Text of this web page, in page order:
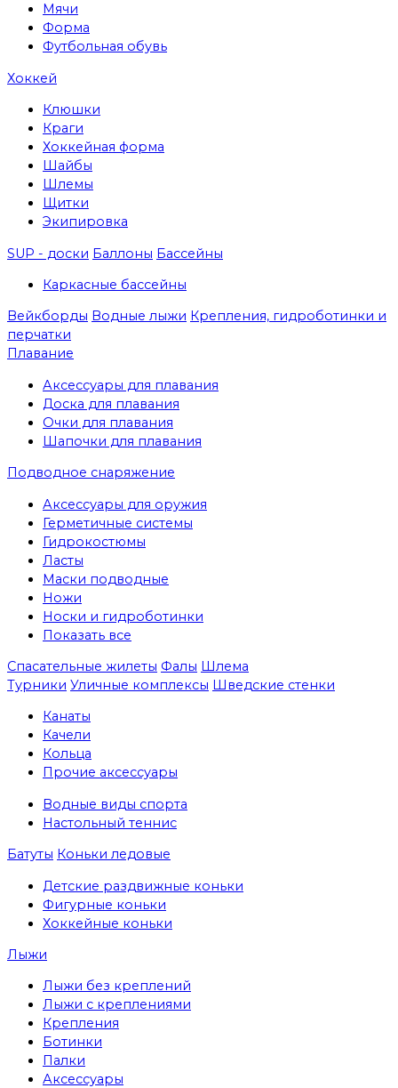
Мячи
Форма
Футбольная обувь
Хоккей
Клюшки
Краги
Хоккейная форма
Шайбы
Шлемы
Щитки
Экипировка
SUP - доски Баллоны Бассейны
Каркасные бассейны
Вейкборды Водные лыжи Крепления, гидроботинки и
перчатки
Плавание
Аксессуары для плавания
Доска для плавания
Очки для плавания
Шапочки для плавания
Подводное снаряжение
Аксессуары для оружия
Герметичные системы
Гидрокостюмы
Ласты
Маски подводные
Ножи
Носки и гидроботинки
Показать все
Спасательные жилеты Фалы Шлема
Турники Уличные комплексы Шведские стенки
Канаты
Качели
Кольца
Прочие аксессуары
Водные виды спорта
Настольный теннис
Батуты Коньки ледовые
Детские раздвижные коньки
Фигурные коньки
Хоккейные коньки
Лыжи
Лыжи без креплений
Лыжи с креплениями
Крепления
Ботинки
Палки
Аксессуары